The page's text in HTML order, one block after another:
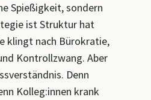
Spießigkeit, sondern
ist Struktur hat
klingt nach Bürokratie,
Kontrollzwang. Aber
Denn
Kolleg:innen krank